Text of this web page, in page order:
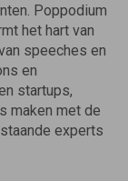
Poppodium
het hart van
speeches en
en
startups,
maken met de
experts